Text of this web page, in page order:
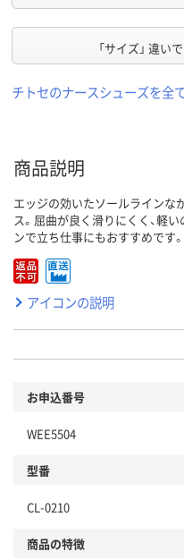
「サイズ」 違い
チトセのナースシューズを全
商品説明
エッジの効いたソールラインな
ス。屈曲が良く滑りにくく、軽
ンで立ち仕事にもおすすめです。
アイコンの説明
お申込番号
WEE5504
型番
CL-0210
商品の特徴